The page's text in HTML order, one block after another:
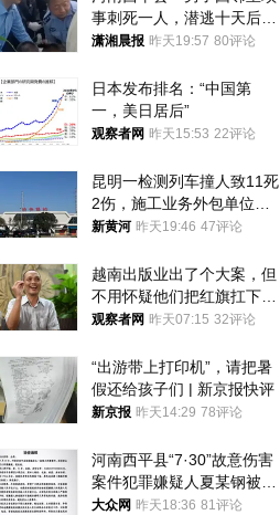
事刺死一人，潜逃十天后在
十多公里外一片玉米地里落
潇湘晨报 昨天19:57 80评论
日本发布排名：“中国第
一，美日居后”
观察者网 昨天15:53 22评论
昆明一检测列车撞人致11死
2伤，施工业务外包单位被
罚1.5万元，国铁昆明局被
新黄河 昨天19:46 47评论
越南出版业出了个大案，但
不用怀疑他们把红旗扛下去
的决心
观察者网 昨天07:15 32评论
“出游带上打印机”，请把暑
假还给孩子们 | 新京报快评
新京报 昨天14:29 78评论
河南西平县“7·30”故意伤害
案件犯罪嫌疑人夏某钢被抓
获
大众网 昨天18:36 81评论